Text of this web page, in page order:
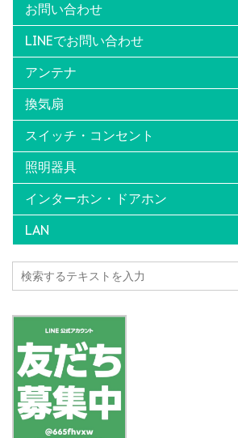
お問い合わせ
LINEでお問い合わせ
アンテナ
換気扇
スイッチ・コンセント
照明器具
インターホン・ドアホン
LAN